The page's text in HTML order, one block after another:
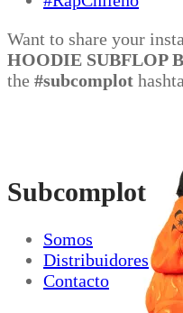
Want to share your
HOODIE SUBFLOP
the #subcomplot
Subcomplot
Somos
Distribuidores
Contacto